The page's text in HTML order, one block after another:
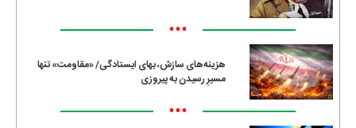
•••
هزینه‌های سازش، بهای ایستادگی/ «مقاومت» تنها
مسیرِ رسیدن به پیروزی
•••